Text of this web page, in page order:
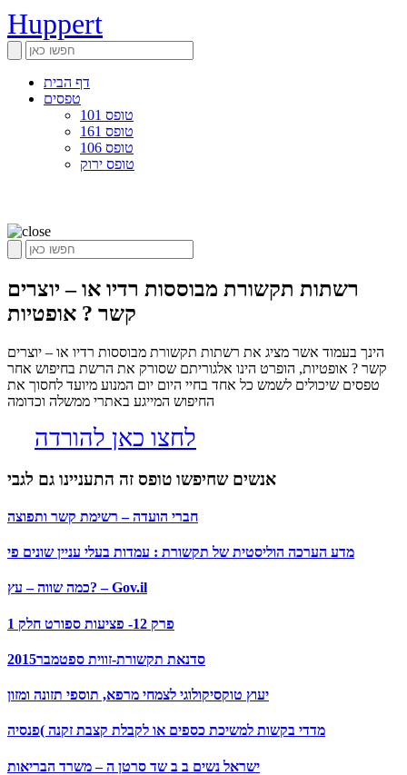
Huppert
דף הבית
טפסים
טופס 101
טופס 161
טופס 106
טופס ירוק
רשתות תקשורת מבוססות רדיו או – יוצרים
קשר ? אופטיות
הינך בעמוד אשר מציג את רשתות תקשורת מבוססות רדיו או – יוצרים
קשר ? אופטיות, הופרט הינו אלגוריתם שסורק את הרשת בחיפוש אחר
טפסים שיכולים לשמש כל אחד בחיי היום יום המנוע מיועד לחסוך את
החיפוש המייגע באתרי ממשלה וכדומה
לחצו כאן להורדה
אנשים שחיפשו טופס זה התעניינו גם לגבי
חברי הועדה – רשימת קשר ותפוצה
מדע הערכה הוליסטית של תקשורת : עמדות בעלי עניין שונים פי
כמה שווה – עץ? – Gov.il
פרק 12- פציעות ספורט חלק 1
סדנאת תקשורת-זווית ספטמבר2015
יעוץ טוקסיקולוגי לצמחי מרפא, תוספי תזונה ומזון
מדדי בקשות למשיכת כספים או לקבלת קצבת זקנה )פנסיה
ישראל נשים ב ב שד סרטן ה – משרד הבריאות